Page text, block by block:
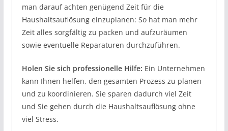
man darauf achten genügend Zeit für die
Haushaltsauflösung einzuplanen: So hat man mehr
Zeit alles sorgfältig zu packen und aufzuräumen
sowie eventuelle Reparaturen durchzuführen.
Holen Sie sich professionelle Hilfe: Ein Unternehmen
kann Ihnen helfen, den gesamten Prozess zu planen
und zu koordinieren. Sie sparen dadurch viel Zeit
und Sie gehen durch die Haushaltsauflösung ohne
viel Stress.